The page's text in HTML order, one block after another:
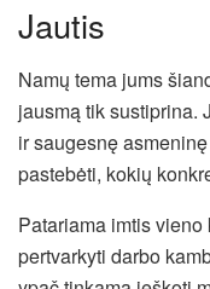
Jautis
Namų tema jums
jausmą tik sustiprina.
ir saugesnę
pastebėti, kokių
Patariama imtis
pertvarkyti darbo